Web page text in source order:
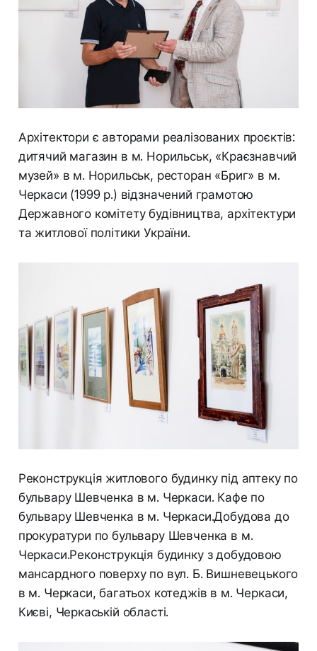
Архітектори є авторами реалізованих проєктів:
дитячий магазин в м. Норильськ, «Краєзнавчий
музей» в м. Норильськ, ресторан «Бриг» в м.
Черкаси (1999 р.) відзначений грамотою
Державного комітету будівництва, архітектури
та житлової політики України.
Реконструкція житлового будинку під аптеку по
бульвару Шевченка в м. Черкаси. Кафе по
бульвару Шевченка в м. Черкаси.Добудова до
прокуратури по бульвару Шевченка в м.
Черкаси.Реконструкція будинку з добудовою
мансардного поверху по вул. Б. Вишневецького
в м. Черкаси, багатьох котеджів в м. Черкаси,
Києві, Черкаській області.